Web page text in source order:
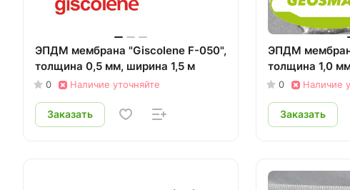
ЭПДМ мембрана "Giscolene F-050",
толщина 0,5 мм, ширина 1,5 м
0 Наличие уточняйте
Заказать
ЭПДМ
толщина 1,0
0 Наличие
Заказать